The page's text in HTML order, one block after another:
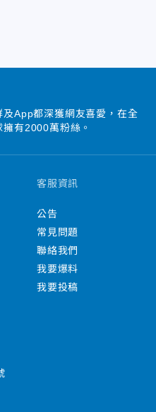
App都深獲網友喜愛，在全
有2000萬粉絲。
客服資訊
公告
常見問題
聯絡我們
我要爆料
我要投稿